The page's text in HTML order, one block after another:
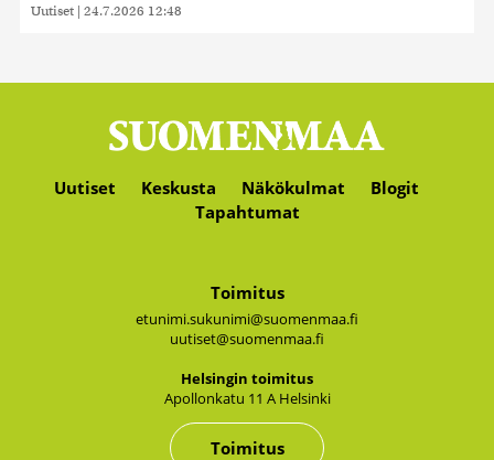
Uutiset | 24.7.2026 12:48
Uutiset Keskusta Näkökulmat
Blogit
Tapahtumat
Toimitus
etunimi.sukunimi@suomenmaa.fi
uutiset@suomenmaa.fi
Hel­sin­gin toi­mi­tus
Apol­lon­ka­tu 11 A Hel­sin­ki
Toimitus